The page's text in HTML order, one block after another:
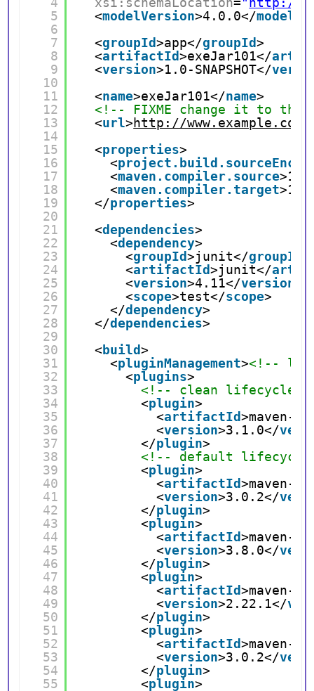
5
6
7
8
9
10
11
12
13
14
15
16
17
18
19
20
21
22
23
24
25
26
27
28
29
30
31
32
33
34
35
36
37
38
39
40
41
42
43
44
45
46
47
48
49
50
51
52
53
54
55
<modelVersion>4.0.0</
<groupId>app</groupId>
<artifactId>exeJar101</
<version>1.0-SNAPSHOT</
<name>exeJar101</name>
<!-- FIXME change it to
<url>http://www.example.com
<properties>
<
<maven.compiler.source
<maven.compiler.target
</properties>
<dependencies>
<dependency>
<groupId>junit</groupId
<artifactId>junit</
<version>4.11</version
<scope>test</scope>
</dependency>
</dependencies>
<build>
<pluginManagement><!-- lock
<plugins>
<!-- clean lifecycle,
<plugin>
<artifactId>maven-
<version>3.1.0</
</plugin>
<!-- default lifecycle,
<plugin>
<artifactId>maven-
<version>3.0.2</
</plugin>
<plugin>
<artifactId>maven-
<version>3.8.0</
</plugin>
<plugin>
<artifactId>maven-
<version>2.22.1</
</plugin>
<plugin>
<artifactId>maven-
<version>3.0.2</
</plugin>
<plugin>